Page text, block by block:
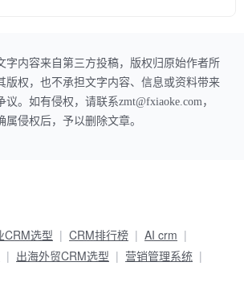
字内容来自第三方投稿，版权归原始作者所
版权，也不承担文字内容、信息或资料带来
。如有侵权，请联系zmt@fxiaoke.com，
侵权后，予以删除文章。
CRM选型 CRM排行榜
AI crm
出海外贸CRM选型
营销管理系统